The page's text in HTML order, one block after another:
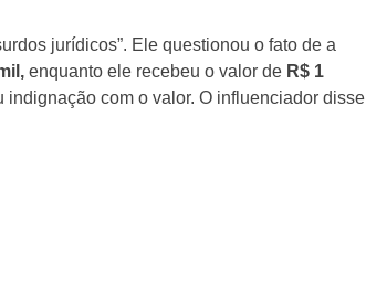
jurídicos”. Ele questionou o fato de a
enquanto ele recebeu o valor de R$ 1
com o valor. O influenciador disse